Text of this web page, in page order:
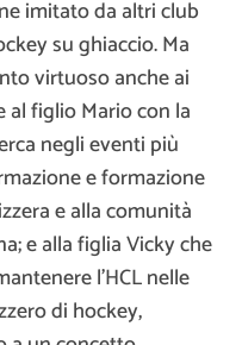
imitato da altri club
su ghiaccio. Ma
virtuoso anche ai
figlio Mario con la
negli eventi più
e formazione
e alla comunità
e alla figlia Vicky che
l’HCL nelle
di hockey,